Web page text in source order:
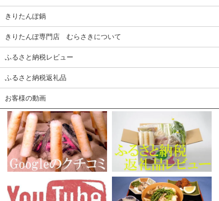
きりたんぽ鍋
きりたんぽ専門店 むらさきについて
ふるさと納税レビュー
ふるさと納税返礼品
お客様の動画